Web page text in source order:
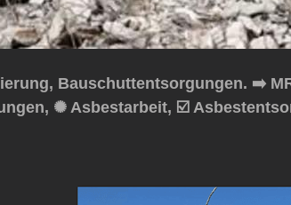
Bauschuttentsorgungen. ➡️
✺ Asbestarbeit, ☑️